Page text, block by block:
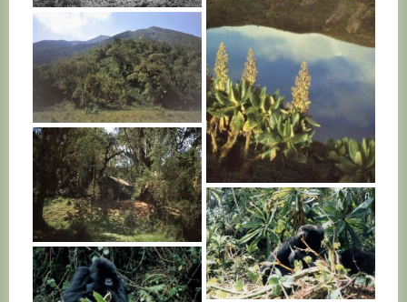
RWANDA
RWANDA
RWANDA
RWANDA